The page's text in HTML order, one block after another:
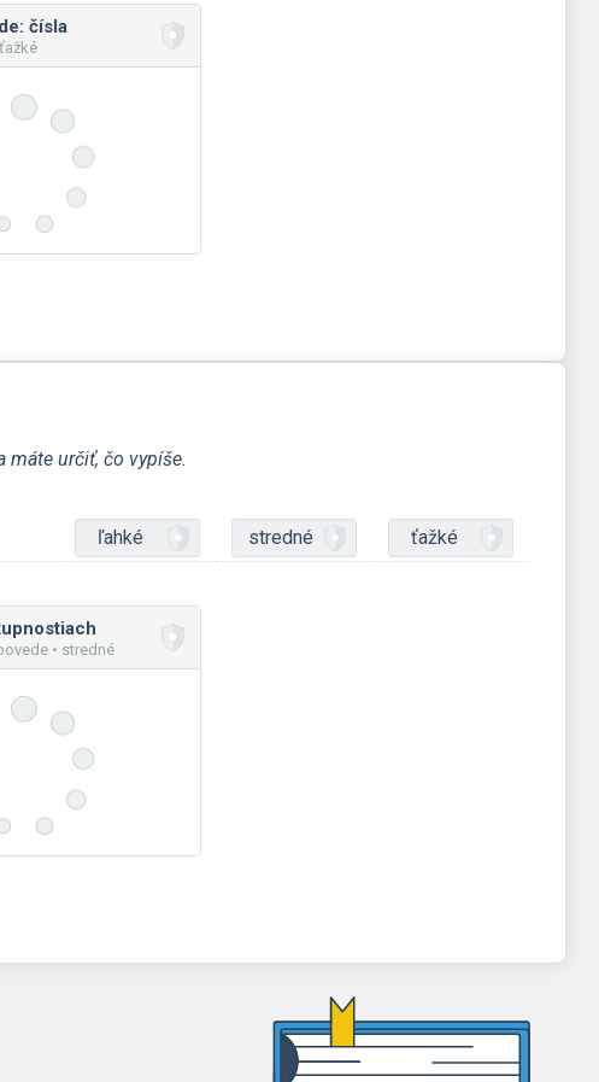
čísla
máte určiť, čo vypíše.
ľahké stredné ťažké
• stredné